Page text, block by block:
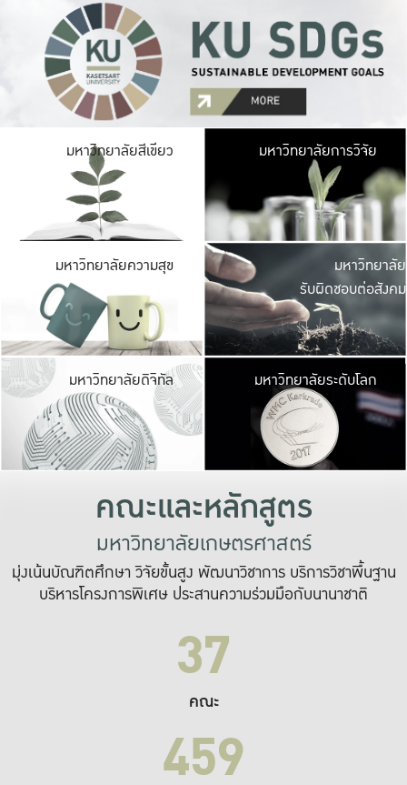
มหาวิทยาลัยสีเขียว มหาวิ
มีพื้นที่เขียวสดใส
เป็นป่าในเมือง เกษต
มหาวิทยาลัยการวิจัย
มหาวิทยาลัยความสุข มหาวิ
ค
เปิดประ
และพบเรื่องราวใ
มหาวิทยาลัย
รับผิดชอบต่อสังคม
มหาวิทยาลัยดิจิทัล มหาวิ
เปลี่ยนแปลง แล
เพื่อทำง
ระบบสารสนเทศ
มหาวิทยาลัยระดับโลก
คณะและหลักสูตร
มหาวิทยาลัยเกษตรศาสตร์
มุ่งเน้นบัณฑิตศึกษา วิจัยขั้นสูง พัฒนาวิชาการ บริการวิชาพื้นฐาน
บริหารโครงการพิเศษ ประสานความร่วมมือกับนานาชาติ
37
คณะ
459